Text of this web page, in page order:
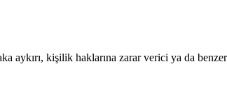
aykırı, kişilik haklarına zarar verici ya da